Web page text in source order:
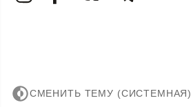
СМЕНИТЬ ТЕМУ (СИСТЕМНАЯ)